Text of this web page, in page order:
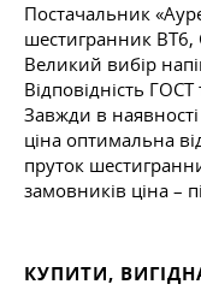
Постачальник
шестигранник ВТ6,
Великий вибір
Відповідність
Завжди в
ціна оптимальна
пруток
замовників ціна –
КУПИТИ,